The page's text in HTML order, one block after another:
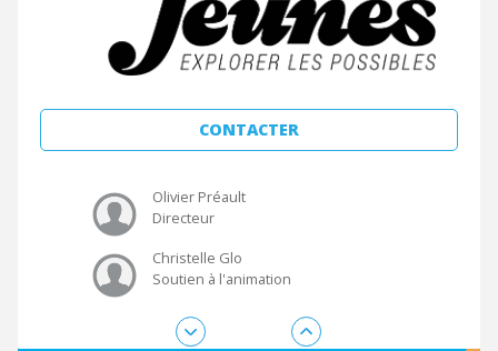
CONTACTER
Tiphaine Fromaget
Suivi technique
Romane Dufouil
Véronique Le Duc
Présidente
Olivier Préault
Directeur
Christelle Glo
Soutien à l'animation
Tiphaine Fromaget
Suivi technique